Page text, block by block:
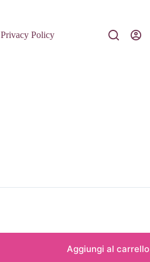
Privacy Policy
Aggiungi al carrello